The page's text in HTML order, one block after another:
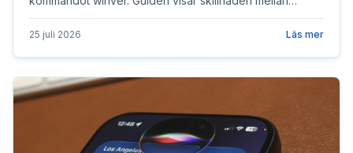
utgåva, version och build, och om din Windows-version
fortfarande får säkerhetsuppdateringar.
25 juli 2026 Läs mer